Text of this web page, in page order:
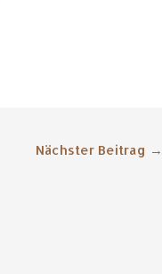
Nächster Beitrag →